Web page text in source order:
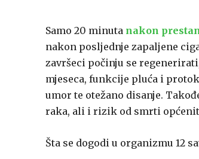
Samo 20 minuta nakon
nakon posljednje zapaljene
završeci počinju se
mjeseca, funkcije pluća i
umor te otežano disanje.
raka, ali i rizik od smrti
Šta se dogodi u organizmu 12